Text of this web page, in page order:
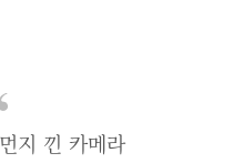
지 낀 카메라